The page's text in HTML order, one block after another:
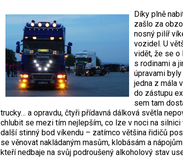
Díky plně
zašlo za
nosný pilíř
vozidel. U
vidět, že se o
s rodinami a
úpravami
jedna z mála
do zástupu
sem tam
trucky… a opravdu, čtyři přídavná dálková světla
chlubit se mezi tím nejlepším, co lze v noci na
další stinný bod víkendu – zatímco většina řidičů
se věnovat nakládaným masům, klobásám a
kteří nedbaje na svůj podroušený alkoholový stav